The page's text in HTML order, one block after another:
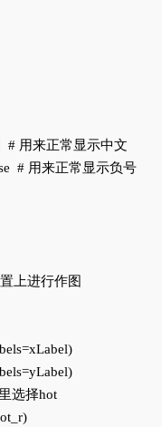
# 用来正常显示中文
# 用来正常显示负号
上进行作图
选择hot